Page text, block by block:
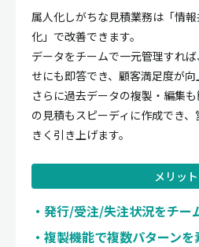
属人化しがちな見積業務は「情
化」で改善できます。
データをチームで一元管理すれ
せにも即答でき、顧客満足度が向
さらに過去データの複製・編集
の見積もスピーディに作成でき
きく引き上げます。
メリット
発行/受注/失注状況をチー
複製機能で複数パターンを